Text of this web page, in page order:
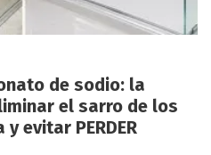
de sodio: la
el sarro de los
evitar PERDER